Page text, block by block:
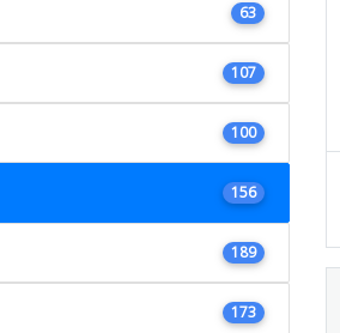
63
107
100
156
189
173